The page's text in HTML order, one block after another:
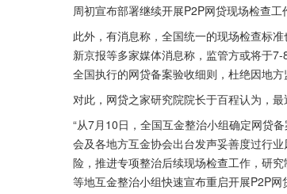
周初宣布部署继续开展P2P网贷现场检查工
此外，有消息称，全国统一的现场检查标
新京报等多家媒体消息称，监管方或将于
全国执行的网贷备案验收细则，杜绝因地
对此，网贷之家研究院院长于百程认为，
“从7月10日，全国互金整治小组确定网贷
会及各地方互金协会出台发声妥善度过行
险，推进专项整治后续现场检查工作，研
等地互金整治小组快速宣布重启开展P2P网